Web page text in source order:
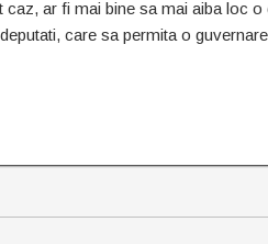
ar fi mai bine sa mai aiba loc
care sa permita o